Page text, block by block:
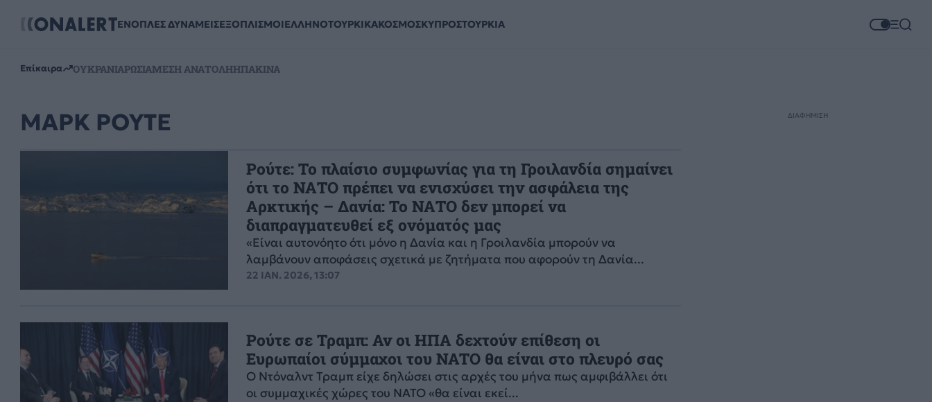
ΕΝΟΠΛΕΣ ΔΥΝΑΜΕΙΣΕΞΟΠΛΙΣΜΟΙΕΛΛΗΝΟΤΟΥΡΚΙΚΑΚΟΣΜΟΣΚΥΠΡΟΣΤΟΥΡΚΙΑ
Επίκαιρα ΟΥΚΡΑΝΙΑΡΩΣΙΑΜΕΣΗ ΑΝΑΤΟΛΗΗΠΑΚΙΝΑ
ΜΑΡΚ ΡΟΥΤΕ
Ρούτε: Το πλαίσιο συμφωνίας για τη Γροιλανδία σημαίνει
ότι το ΝΑΤΟ πρέπει να ενισχύσει την ασφάλεια της
Αρκτικής – Δανία: Το ΝΑΤΟ δεν μπορεί να
διαπραγματευθεί εξ ονόματός μας
«Είναι αυτονόητο ότι μόνο η Δανία και η Γροιλανδία μπορούν να
λαμβάνουν αποφάσεις σχετικά με ζητήματα που αφορούν τη Δανία...
22 ΙΑΝ. 2026, 13:07
Ρούτε σε Τραμπ: Αν οι ΗΠΑ δεχτούν επίθεση οι
Ευρωπαίοι σύμμαχοι του NATO θα είναι στο πλευρό σας
Ο Ντόναλντ Τραμπ είχε δηλώσει στις αρχές του μήνα πως αμφιβάλλει ότι
οι συμμαχικές χώρες του NATO «θα είναι εκεί...
ΔΙΑΦΗΜΙΣΗ